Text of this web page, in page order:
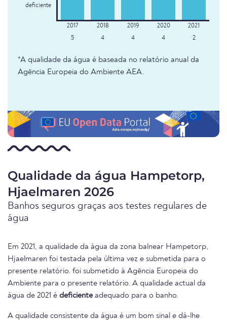
deficiente
5 4 4 4 2
*A qualidade da água é baseada no relatório anual da
Agência Europeia do Ambiente AEA.
Qualidade da água Hampetorp,
Hjaelmaren 2026
Banhos seguros graças aos testes regulares de
água
Em 2021, a qualidade da água da zona balnear Hampetorp,
Hjaelmaren foi testada pela última vez e submetida para o
presente relatório. foi submetido à Agência Europeia do
Ambiente para o presente relatório. A qualidade actual da
água de 2021 é deficiente adequado para o banho.
A qualidade consistente da água é um bom sinal e dá-lhe